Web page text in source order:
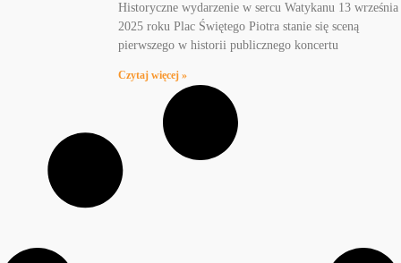
Historyczne wydarzenie w sercu Watykanu 13 września
2025 roku Plac Świętego Piotra stanie się sceną
pierwszego w historii publicznego koncertu
Czytaj więcej »